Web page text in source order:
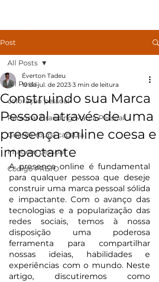
Post
All Posts
coloração pessoal
Personal Branding/Marca Pessoal
Guarda-roupa capsula
Imagem pessoal
Código PRETO
All Posts
Construindo sua Marca
Pessoal através de uma
presença online coesa e
impactante
Éverton Tadeu
19 de jul. de 2023 3 min de leitura
A presença online é fundamental
para qualquer pessoa que deseje
construir uma marca pessoal sólida
e impactante. Com o avanço das
tecnologias e a popularização das
redes sociais, temos à nossa
disposição uma poderosa
ferramenta para compartilhar
nossas ideias, habilidades e
experiências com o mundo. Neste
artigo, discutiremos como